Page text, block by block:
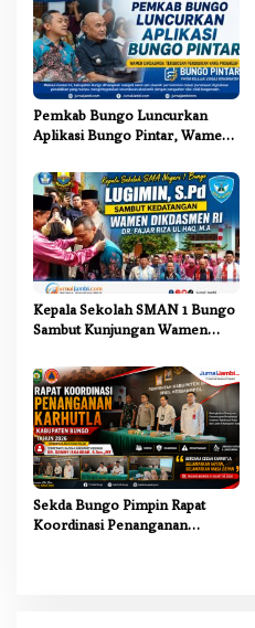
p
o
s
Pemkab Bungo Luncurkan
Aplikasi Bungo Pintar, Wamen
Pendidikan yang Progresif
Kepala Sekolah SMAN 1 Bungo
Sambut Kunjungan Wamen
PJJ untuk Anak Putus Sekolah
Sekda Bungo Pimpin Rapat
Koordinasi Penanganan